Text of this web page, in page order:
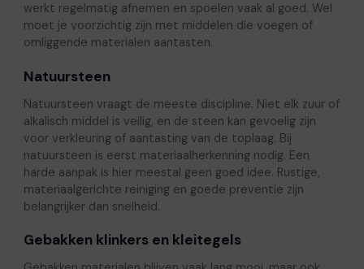
werkt regelmatig afnemen en spoelen vaak al goed. Wel
moet je voorzichtig zijn met middelen die voegen of
omliggende materialen aantasten.
Natuursteen
Natuursteen vraagt de meeste discipline. Niet elk zuur of
alkalisch middel is veilig, en de steen kan gevoelig zijn
voor verkleuring of aantasting van de toplaag. Bij
natuursteen is eerst materiaalherkenning nodig. Een
harde aanpak is hier meestal geen goed idee. Rustige,
materiaalgerichte reiniging en goede preventie zijn
belangrijker dan snelheid.
Gebakken klinkers en kleitegels